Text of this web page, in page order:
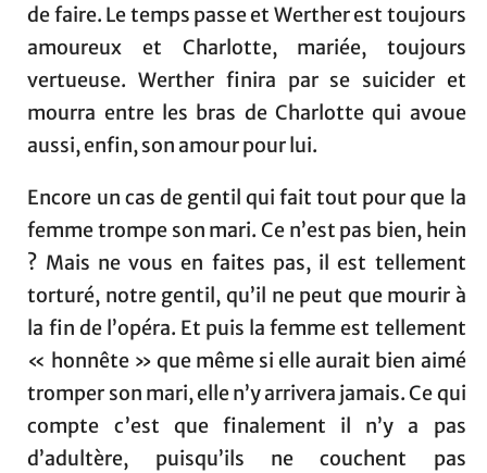
de faire. Le temps passe et Werther est toujours
amoureux et Charlotte, mariée, toujours
vertueuse. Werther finira par se suicider et
mourra entre les bras de Charlotte qui avoue
aussi, enfin, son amour pour lui.
Encore un cas de gentil qui fait tout pour que la
femme trompe son mari. Ce n’est pas bien, hein
? Mais ne vous en faites pas, il est tellement
torturé, notre gentil, qu’il ne peut que mourir à
la fin de l’opéra. Et puis la femme est tellement
« honnête » que même si elle aurait bien aimé
tromper son mari, elle n’y arrivera jamais. Ce qui
compte c’est que finalement il n’y a pas
d’adultère, puisqu’ils ne couchent pas